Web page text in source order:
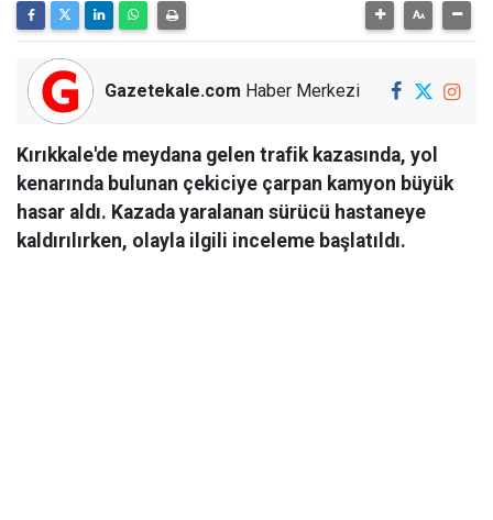
Gazetekale.com Haber Merkezi
Kırıkkale'de meydana gelen trafik kazasında, yol
kenarında bulunan çekiciye çarpan kamyon büyük
hasar aldı. Kazada yaralanan sürücü hastaneye
kaldırılırken, olayla ilgili inceleme başlatıldı.